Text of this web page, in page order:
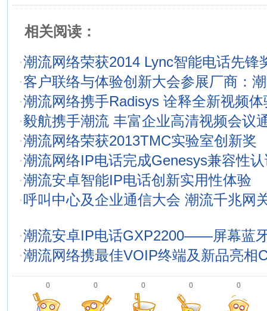
相关阅读：
·潮流网络荣获2014 Lync智能电话先锋
·客户联络与体验创新大会参展厂商：
·潮流网络携手Radisys 诠释全新视频体
·毅航携手潮流 丰富企业高清视频会议
·潮流网络荣获2013TMC实验室创新奖
·潮流网络IP电话完成Genesys兼容性
·潮流安卓智能IP电话创新实用性体验
·呼叫中心及企业通信大会 潮流千兆网
·潮流安卓IP电话GXP2200——屏幕蓝
·潮流网络携最佳VOIP终端及新品亮相
0 0 0 0 0